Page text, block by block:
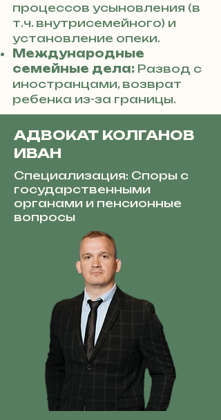
процессов усыновления (в
т.ч. внутрисемейного) и
установление опеки.
Международные
семейные дела: Развод с
иностранцами, возврат
ребенка из-за границы.
АДВОКАТ КОЛГАНОВ
ИВАН
Специализация: Споры с
государственными
органами и пенсионные
вопросы